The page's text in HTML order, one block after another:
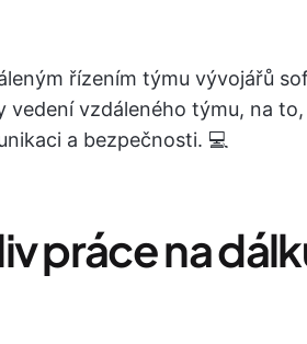
řízením týmu vývojářů
vedení vzdáleného týmu, na
a bezpečnosti. 💻
práce na